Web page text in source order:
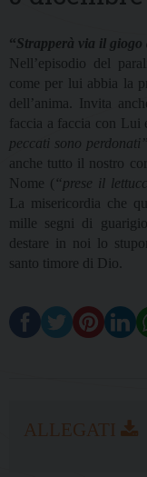
“Strapperà via il
Nell’episodio del
come per lui abbia la
dell’anima. Invita
faccia a faccia con Lui
peccati sono
anche tutto il nostro
Nome ( “prese il
La misericordia che
mille segni di
destare in noi lo
santo timore di Dio.